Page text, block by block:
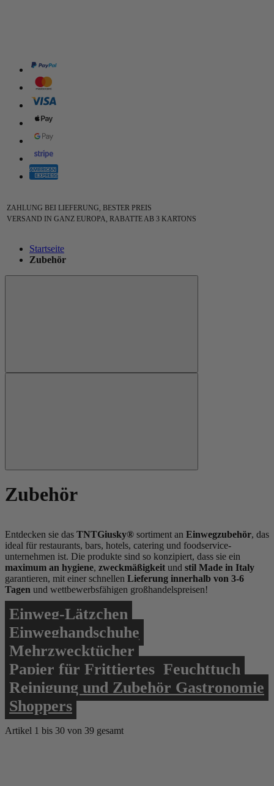
ZAHLUNG BEI LIEFERUNG, BESTER PREIS
VERSAND IN GANZ EUROPA, RABATTE AB 3 KARTONS
Startseite
Zubehör
Zubehör
Entdecken sie das TNTGiusky® sortiment an Einwegzubehör, das
ideal für restaurants, bars, hotels, catering und foodservice-
unternehmen ist. Die produkte sind so konzipiert, dass sie ein
maximum an hygiene, zweckmäßigkeit und stil Made in Italy
garantieren, mit einer schnellen Lieferung innerhalb von 3-6
Tagen und wettbewerbsfähigen großhandelspreisen!
Einweg-Lätzchen
Einweghandschuhe
Mehrzwecktücher
Papier für Frittiertes Feuchttuch
Reinigung und Zubehör Gastronomie
Shoppers
Artikel 1 bis 30 von 39 gesamt